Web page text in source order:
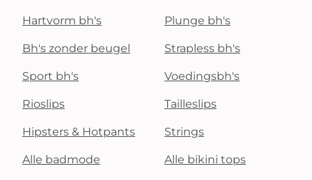
Hartvorm bh's Plunge bh's
Bh's zonder beugel Strapless bh's
Sport bh's Voedingsbh's
Rioslips Tailleslips
Hipsters & Hotpants Strings
Alle badmode Alle bikini tops